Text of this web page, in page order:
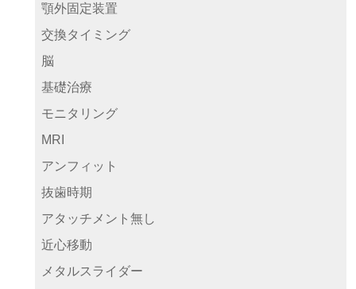
顎外固定装置
交換タイミング
脳
基礎治療
モニタリング
MRI
アンフィット
抜歯時期
アタッチメント無し
近心移動
メタルスライダー